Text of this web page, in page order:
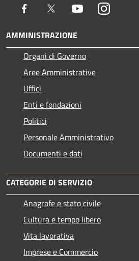
Facebook Twitter YoutubeInstagram
AMMINISTRAZIONE
Organi di Governo
Aree Amministrative
Uffici
Enti e fondazioni
Politici
Personale Amministrativo
Documenti e dati
CATEGORIE DI SERVIZIO
Anagrafe e stato civile
Cultura e tempo libero
Vita lavorativa
Imprese e Commercio